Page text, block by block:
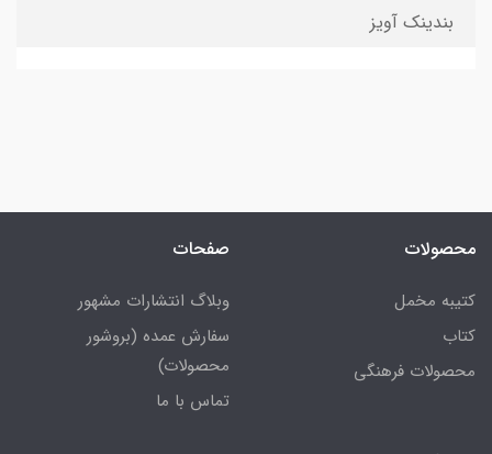
بندینک آویز
محصولات
کتیبه مخمل
کتاب
محصولات فرهنگی
صفحات
وبلاگ انتشارات مشهور
سفارش عمده (بروشور
محصولات)
تماس با ما